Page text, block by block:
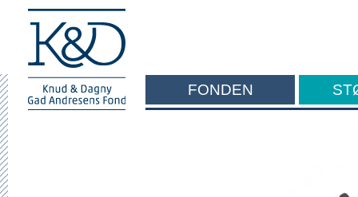
FONDEN